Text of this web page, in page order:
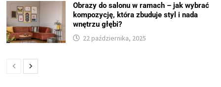
Obrazy do salonu w ramach – jak wybrać
kompozycję, która zbuduje styl i nada
wnętrzu głębi?
22 października, 2025